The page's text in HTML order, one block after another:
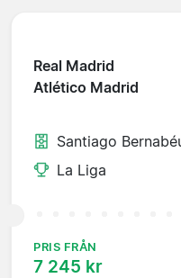
Real Madrid
Atlético Madrid
Santiago
La Liga
PRIS FRÅN
7 245 kr